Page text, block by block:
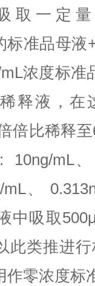
取一定
标准品母
浓度标准
释液，
倍比稀释
10ng/mL
、
中吸取
此类推进
作零浓度标